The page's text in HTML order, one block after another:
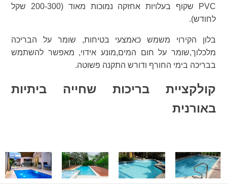
PVC שקוף בעלויות אחזקה נמוכות מאוד (200-300 שקל
לחודש).
בלון הקירוי משמש כאמצעי בטיחות, שומר על הבריכה
מלכלוך,שומר על חום המים,מונע אידוי, מאפשר להשתמש
בבריכה בימי החורף ודורש התקנה פשוטה.
קולקציית בריכות שחייה ביתיות
באורנית